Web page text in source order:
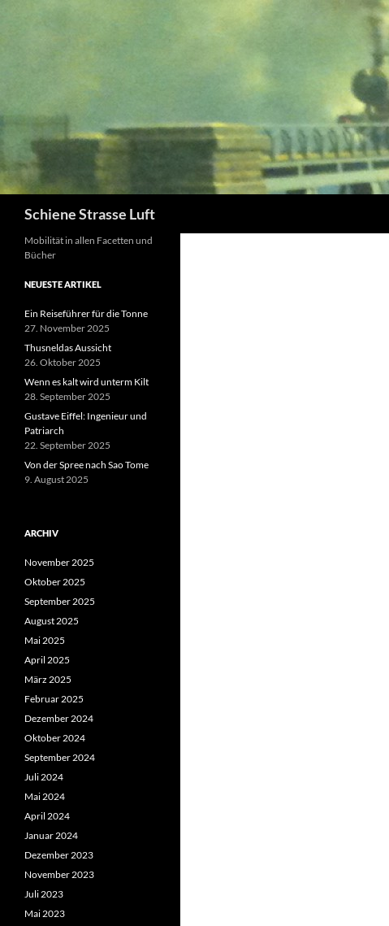
Schiene Strasse Luft
Mobilität in allen Facetten und
Bücher
NEUESTE ARTIKEL
Ein Reiseführer für die Tonne
27. November 2025
Thusneldas Aussicht
26. Oktober 2025
Wenn es kalt wird unterm Kilt
28. September 2025
Gustave Eiffel: Ingenieur und
Patriarch
22. September 2025
Von der Spree nach Sao Tome
9. August 2025
ARCHIV
November 2025
Oktober 2025
September 2025
August 2025
Mai 2025
April 2025
März 2025
Februar 2025
Dezember 2024
Oktober 2024
September 2024
Juli 2024
Mai 2024
April 2024
Januar 2024
Dezember 2023
November 2023
Juli 2023
Mai 2023